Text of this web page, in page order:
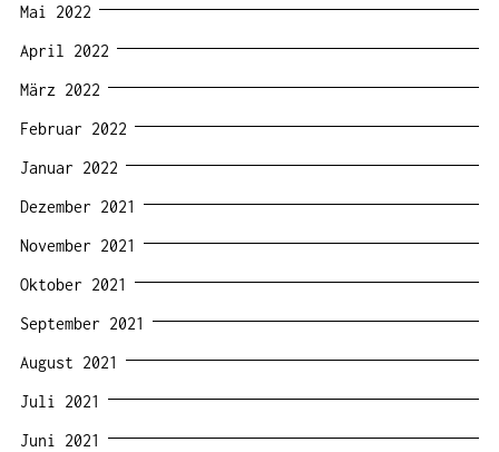
Mai 2022
April 2022
März 2022
Februar 2022
Januar 2022
Dezember 2021
November 2021
Oktober 2021
September 2021
August 2021
Juli 2021
Juni 2021